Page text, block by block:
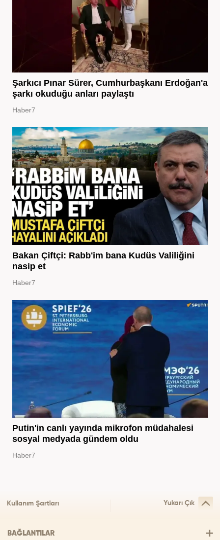
Şarkıcı Pınar Sürer, Cumhurbaşkanı Erdoğan'a
şarkı okuduğu anları paylaştı
Haber7
Bakan Çiftçi: Rabb'im bana Kudüs Valiliğini
nasip et
Haber7
Putin'in canlı yayında mikrofon müdahalesi
sosyal medyada gündem oldu
Haber7
Kullanım Şartları Yukarı Çık
BAĞLANTILAR